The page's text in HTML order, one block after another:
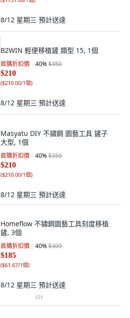
8/12 星期三 預計送達
B2WIN 輕便移植鏟 類型 15, 1個
首購折扣價 40%$350
$210
($210.00/1個)
8/12 星期三 預計送達
Masyatu DIY 不鏽鋼 園藝工具 鏟子
大型, 1個
首購折扣價 40%$350
$210
($210.00/1個)
8/12 星期三 預計送達
Homeflow 不鏽鋼園藝工具刻度移植
鏟, 3個
首購折扣價 40%$309
$185
($61.67/1個)
8/12 星期三 預計送達
(1)